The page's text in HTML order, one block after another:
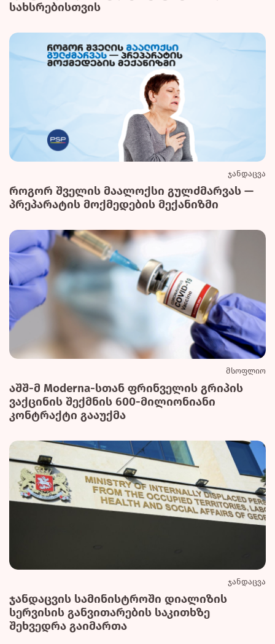
სახსრებისთვის
ჯანდაცვა
როგორ შველის მაალოქსი გულძმარვას —
პრეპარატის მოქმედების მექანიზმი
მსოფლიო
აშშ-მ Moderna-სთან ფრინველის გრიპის
ვაქცინის შექმნის 600-მილიონიანი
კონტრაქტი გააუქმა
ჯანდაცვა
ჯანდაცვის სამინისტროში დიალიზის
სერვისის განვითარების საკითხზე
შეხვედრა გაიმართა